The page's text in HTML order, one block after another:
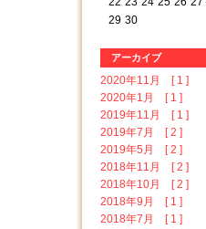
29 30
アーカイブ
2020年11月 [ 1 ]
2020年1月 [ 1 ]
2019年11月 [ 1 ]
2019年7月 [ 2 ]
2019年5月 [ 2 ]
2018年11月 [ 2 ]
2018年10月 [ 2 ]
2018年9月 [ 1 ]
2018年7月 [ 1 ]